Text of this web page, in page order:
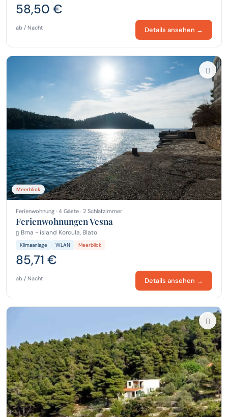
58,50 €
ab / Nacht Details ansehen →
Meerblick
Ferienwohnung · 4 Gäste · 2 Schlafzimmer
Ferienwohnungen Vesna
Brna - island Korcula, Blato
Klimaanlage WLAN Meerblick
85,71 €
ab / Nacht Details ansehen →